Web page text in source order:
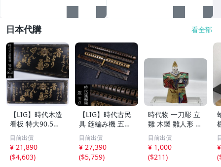
日本代購 看全部
【LIG】時代木造
看板 特大90.5㎝
金彩 本舗 高田徳
左衛門 古美術品
2606.676
目前出價
¥ 21,890
($4,603)
【LIG】時代古民
具 筵編み機 五点
むしろ編み 筬 お
さ 農具 古道具 26
04.458
目前出價
¥ 27,390
($5,759)
時代物 一刀彫 立
雛 木製 雛人形 木
彫彩色 小型 2.2×
3.5×H5.7cm ひな
祭り 郷土玩具 木
工芸 置物 木彫人
目前出價
¥ 1,000
($211)
(